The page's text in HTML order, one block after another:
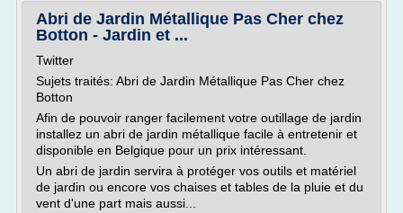
Abri de Jardin Métallique Pas Cher chez
Botton - Jardin et ...
Twitter
Sujets traités: Abri de Jardin Métallique Pas Cher chez
Botton
Afin de pouvoir ranger facilement votre outillage de jardin
installez un abri de jardin métallique facile à entretenir et
disponible en Belgique pour un prix intéressant.
Un abri de jardin servira à protéger vos outils et matériel
de jardin ou encore vos chaises et tables de la pluie et du
vent d'une part mais aussi...